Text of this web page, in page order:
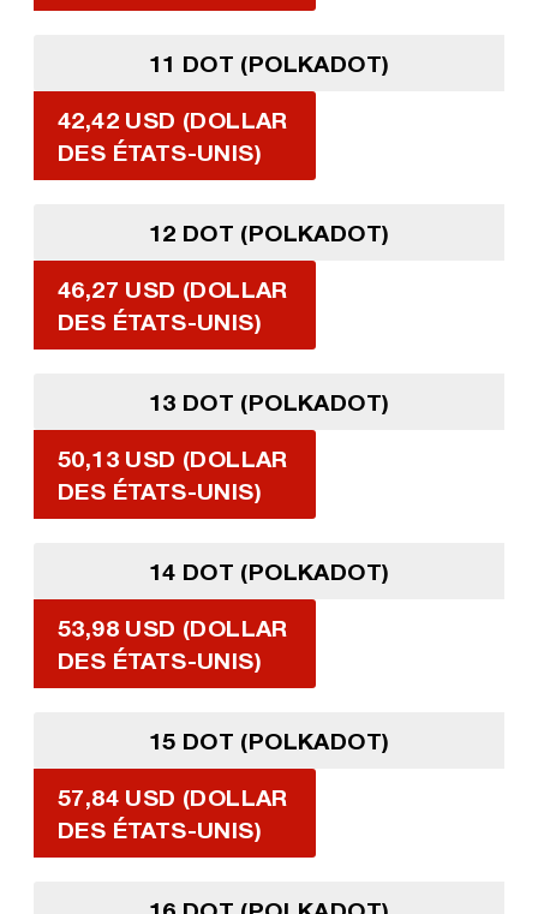
11 DOT (POLKADOT)
42,42 USD (DOLLAR
DES ÉTATS-UNIS)
12 DOT (POLKADOT)
46,27 USD (DOLLAR
DES ÉTATS-UNIS)
13 DOT (POLKADOT)
50,13 USD (DOLLAR
DES ÉTATS-UNIS)
14 DOT (POLKADOT)
53,98 USD (DOLLAR
DES ÉTATS-UNIS)
15 DOT (POLKADOT)
57,84 USD (DOLLAR
DES ÉTATS-UNIS)